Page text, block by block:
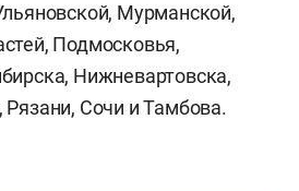
Мурманской,
Подмосковья,
Нижневартовска,
Сочи и Тамбова.